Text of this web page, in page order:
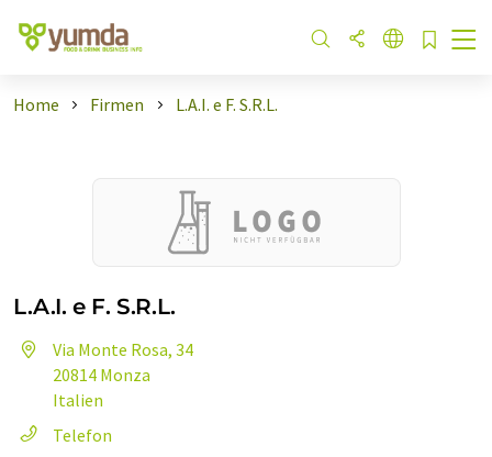
Home Firmen L.A.I. e F. S.R.L.
L.A.I. e F. S.R.L.
Via Monte Rosa, 34
20814 Monza
Italien
Telefon